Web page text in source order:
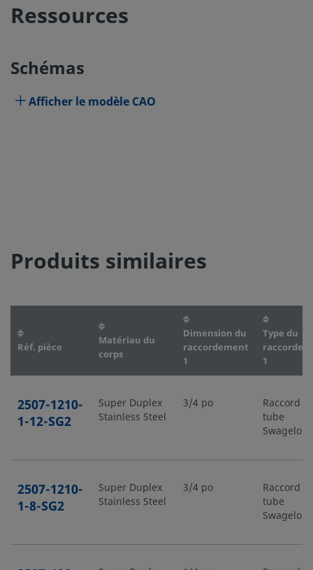
Ressources
Schémas
Afficher le modèle CAO
Produits similaires
Réf. pièce
Matériau du
corps
Dimension du
raccordement
1
Type du
1
2507-1210-
1-12-SG2
Super Duplex
Stainless Steel
3/4 po
Raccord
tube
2507-1210-
1-8-SG2
Super Duplex
Stainless Steel
3/4 po
Raccord
tube